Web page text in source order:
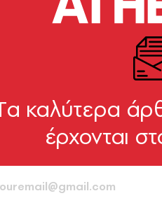
και στο σπίτι»
το γήπεδο
καλύτερα
έρχονται